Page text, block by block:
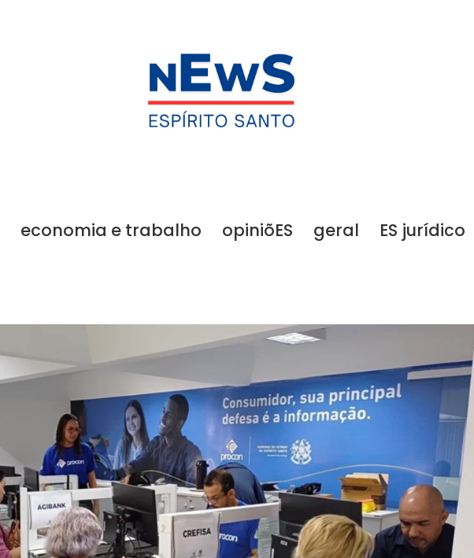
economia e trabalho opiniõES geral ES jurídico